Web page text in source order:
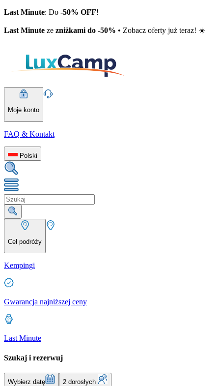
Last Minute: Do -50% OFF!
Last Minute ze zniżkami do -50% • Zobacz oferty już teraz! ☀️
Moje konto
FAQ & Kontakt
Polski
Cel podróży
Kempingi
Gwarancja najniższej ceny
Last Minute
Szukaj i rezerwuj
Wybierz datę 2 dorosłych